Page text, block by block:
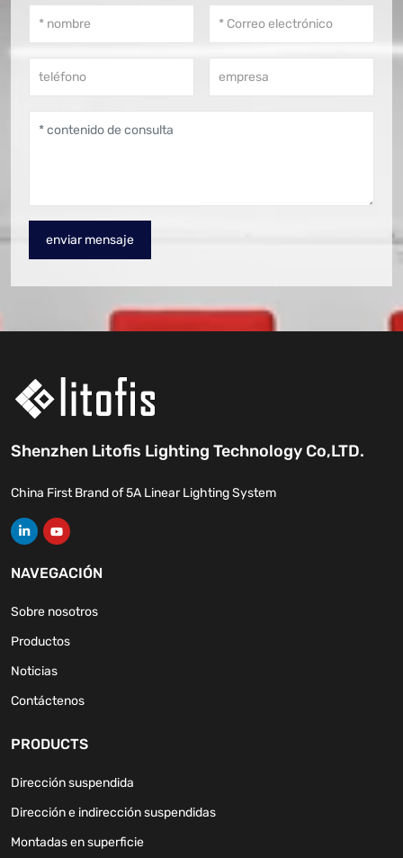
enviar mensaje
Shenzhen Litofis Lighting Technology Co,LTD.
China First Brand of 5A Linear Lighting System
NAVEGACIÓN
Sobre nosotros
Productos
Noticias
Contáctenos
PRODUCTS
Dirección suspendida
Dirección e indirección suspendidas
Montadas en superficie